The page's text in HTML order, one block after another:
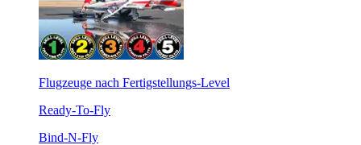
Flugzeuge nach Fertigstellungs-Level
Ready-To-Fly
Bind-N-Fly